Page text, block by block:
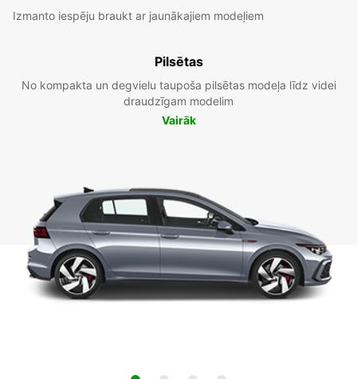
Izmanto iespēju braukt ar jaunākajiem modeļiem
Pilsētas
No kompakta un degvielu taupoša pilsētas modeļa līdz videi
draudzīgam modelim
Vairāk